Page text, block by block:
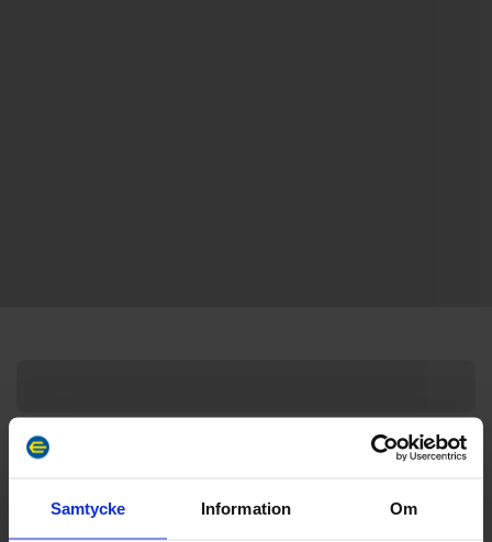
Samtycke Information Om